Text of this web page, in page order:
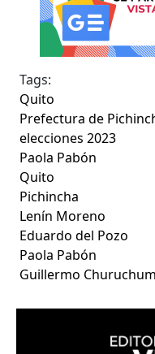
Tags:
Quito
Prefectura de
elecciones 2023
Paola Pabón
Quito
Pichincha
Lenín Moreno
Eduardo del Pozo
Paola Pabón
Guillermo